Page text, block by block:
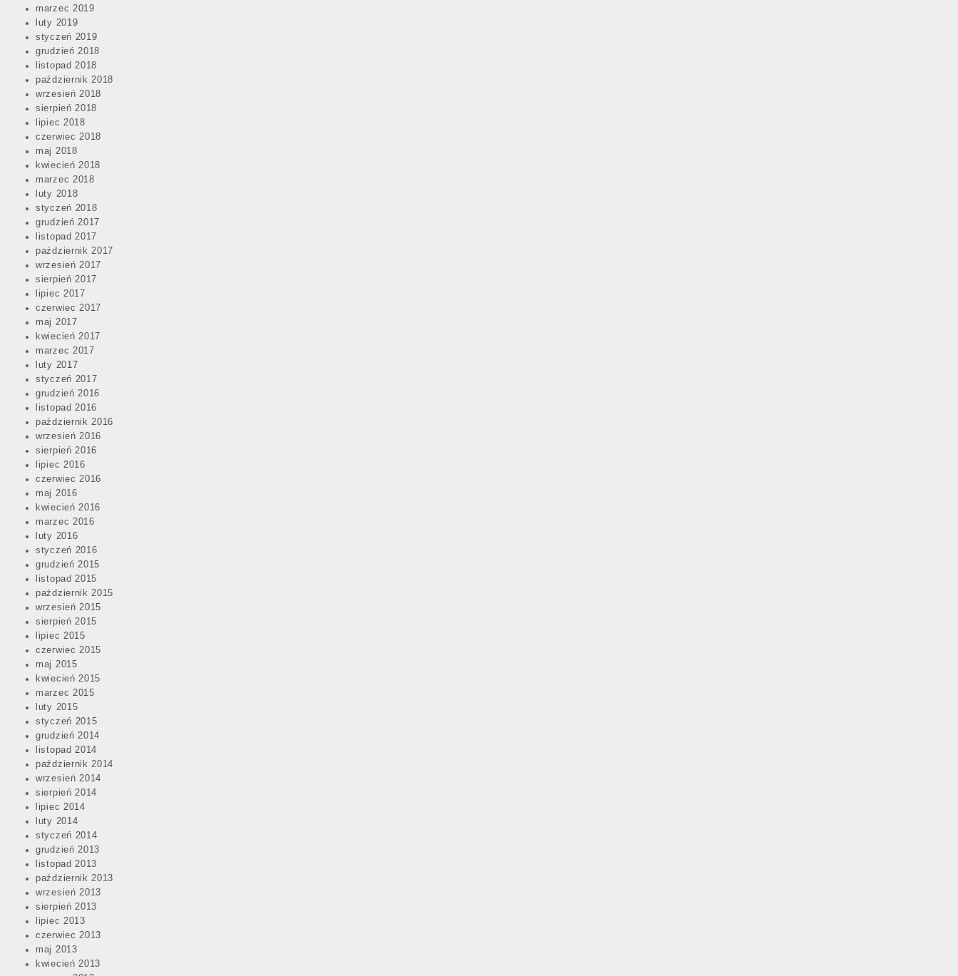
marzec 2019
luty 2019
styczeń 2019
grudzień 2018
listopad 2018
październik 2018
wrzesień 2018
sierpień 2018
lipiec 2018
czerwiec 2018
maj 2018
kwiecień 2018
marzec 2018
luty 2018
styczeń 2018
grudzień 2017
listopad 2017
październik 2017
wrzesień 2017
sierpień 2017
lipiec 2017
czerwiec 2017
maj 2017
kwiecień 2017
marzec 2017
luty 2017
styczeń 2017
grudzień 2016
listopad 2016
październik 2016
wrzesień 2016
sierpień 2016
lipiec 2016
czerwiec 2016
maj 2016
kwiecień 2016
marzec 2016
luty 2016
styczeń 2016
grudzień 2015
listopad 2015
październik 2015
wrzesień 2015
sierpień 2015
lipiec 2015
czerwiec 2015
maj 2015
kwiecień 2015
marzec 2015
luty 2015
styczeń 2015
grudzień 2014
listopad 2014
październik 2014
wrzesień 2014
sierpień 2014
lipiec 2014
luty 2014
styczeń 2014
grudzień 2013
listopad 2013
październik 2013
wrzesień 2013
sierpień 2013
lipiec 2013
czerwiec 2013
maj 2013
kwiecień 2013